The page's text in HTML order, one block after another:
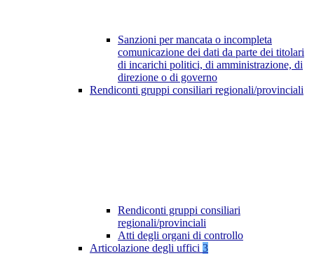
Sanzioni per mancata o incompleta
comunicazione dei dati da parte dei titolari
di incarichi politici, di amministrazione, di
direzione o di governo
Rendiconti gruppi consiliari regionali/provinciali
Rendiconti gruppi consiliari
regionali/provinciali
Atti degli organi di controllo
Articolazione degli uffici 3